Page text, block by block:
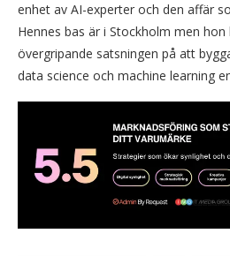
enhet av AI-experter och den affär
Hennes bas är i Stockholm men
övergripande satsningen på att
data science och machine learning